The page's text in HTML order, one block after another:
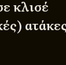
κλισέ